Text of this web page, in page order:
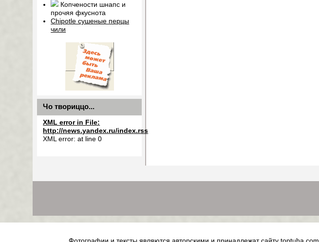
Копчености шнапс и
прочяя фкуснота
Chipotle сушеные перцы
чили
Чо твориццо...
XML error in File:
http://news.yandex.ru/index.rss
XML error: at line 0